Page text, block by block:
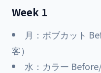
Week 1
月：ボブカット
客）
水：カラー